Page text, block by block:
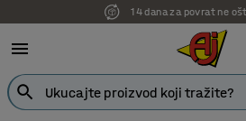
14 dana za povrat ne
7 godina garancije